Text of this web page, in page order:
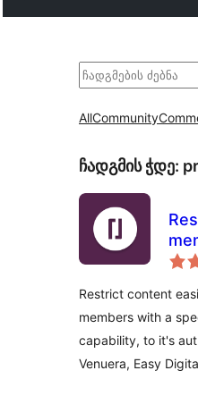
ძებნა
AllCommunity
ჩადგმის ჭდე:
for
Restrict content
members with a
capability, to it's
Venuera, Easy